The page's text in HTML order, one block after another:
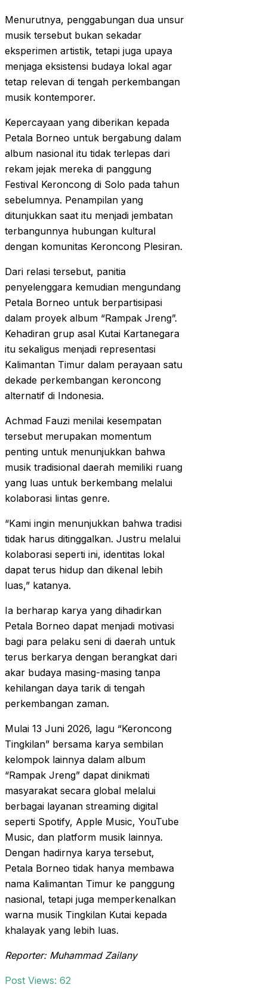
Menurutnya, penggabungan dua unsur
musik tersebut bukan sekadar
eksperimen artistik, tetapi juga upaya
menjaga eksistensi budaya lokal agar
tetap relevan di tengah perkembangan
musik kontemporer.
Kepercayaan yang diberikan kepada
Petala Borneo untuk bergabung dalam
album nasional itu tidak terlepas dari
rekam jejak mereka di panggung
Festival Keroncong di Solo pada tahun
sebelumnya. Penampilan yang
ditunjukkan saat itu menjadi jembatan
terbangunnya hubungan kultural
dengan komunitas Keroncong Plesiran.
Dari relasi tersebut, panitia
penyelenggara kemudian mengundang
Petala Borneo untuk berpartisipasi
dalam proyek album “Rampak Jreng”.
Kehadiran grup asal Kutai Kartanegara
itu sekaligus menjadi representasi
Kalimantan Timur dalam perayaan satu
dekade perkembangan keroncong
alternatif di Indonesia.
Achmad Fauzi menilai kesempatan
tersebut merupakan momentum
penting untuk menunjukkan bahwa
musik tradisional daerah memiliki ruang
yang luas untuk berkembang melalui
kolaborasi lintas genre.
“Kami ingin menunjukkan bahwa tradisi
tidak harus ditinggalkan. Justru melalui
kolaborasi seperti ini, identitas lokal
dapat terus hidup dan dikenal lebih
luas,” katanya.
Ia berharap karya yang dihadirkan
Petala Borneo dapat menjadi motivasi
bagi para pelaku seni di daerah untuk
terus berkarya dengan berangkat dari
akar budaya masing-masing tanpa
kehilangan daya tarik di tengah
perkembangan zaman.
Mulai 13 Juni 2026, lagu “Keroncong
Tingkilan” bersama karya sembilan
kelompok lainnya dalam album
“Rampak Jreng” dapat dinikmati
masyarakat secara global melalui
berbagai layanan streaming digital
seperti Spotify, Apple Music, YouTube
Music, dan platform musik lainnya.
Dengan hadirnya karya tersebut,
Petala Borneo tidak hanya membawa
nama Kalimantan Timur ke panggung
nasional, tetapi juga memperkenalkan
warna musik Tingkilan Kutai kepada
khalayak yang lebih luas.
Reporter: Muhammad Zailany
Post Views: 62